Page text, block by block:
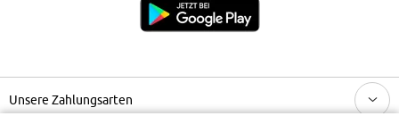
Unsere Zahlungsarten